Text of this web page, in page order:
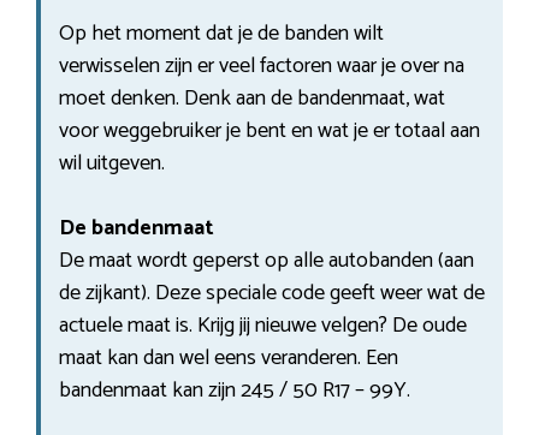
Op het moment dat je de banden wilt
verwisselen zijn er veel factoren waar je over na
moet denken. Denk aan de bandenmaat, wat
voor weggebruiker je bent en wat je er totaal aan
wil uitgeven.
De bandenmaat
De maat wordt geperst op alle autobanden (aan
de zijkant). Deze speciale code geeft weer wat de
actuele maat is. Krijg jij nieuwe velgen? De oude
maat kan dan wel eens veranderen. Een
bandenmaat kan zijn 245 / 50 R17 – 99Y.